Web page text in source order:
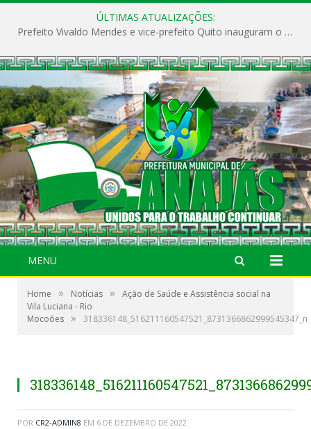
ÚLTIMAS ATUALIZAÇÕES:
Prefeito Vivaldo Mendes e vice-prefeito Quito inauguram o CAPS e fortalecem a saúde pública em Anajás.
MENU
Home » Notícias »
Ação de Saúde e Assistência social na
Vila Luciana - Rio
Mocoões » 318336148_516211160547521_8731366862999545347_n
POR CR2-ADMIN8 EM 6 DE DEZEMBRO DE 2022